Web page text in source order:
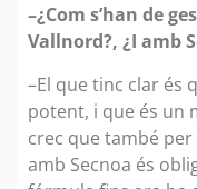
–¿Com s’han de
Vallnord?, ¿I amb
–El que tinc clar és
potent, i que és un
crec que també
amb Secnoa és